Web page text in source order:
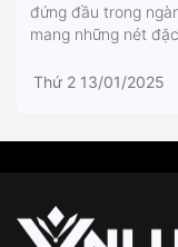
đứng đầu trong
mang những nét
Thứ 2 13/01/2025